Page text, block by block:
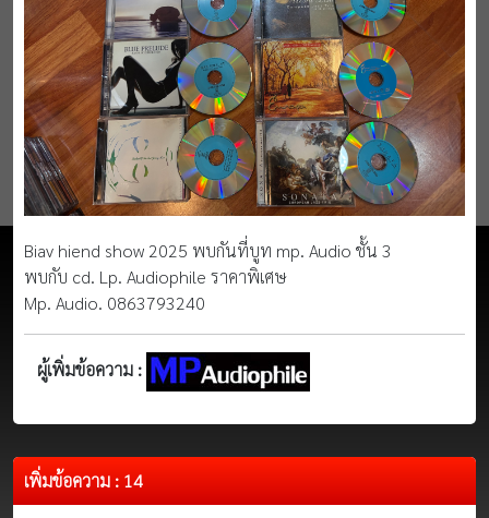
Biav hiend show 2025 พบกันที่บูท mp. Audio ชั้น 3
พบกับ cd. Lp. Audiophile ราคาพิเศษ
Mp. Audio. 0863793240
ผู้เพิ่มข้อความ :
เพิ่มข้อความ : 14